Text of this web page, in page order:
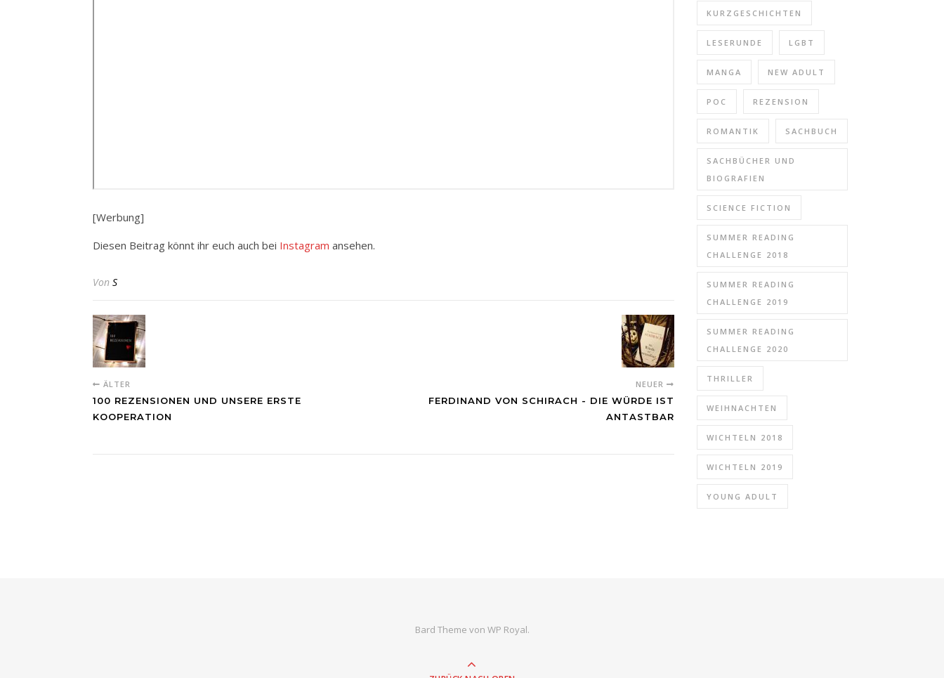
[Werbung]
Diesen Beitrag könnt ihr euch auch bei Instagram ansehen.
Von S
ÄLTER
100 REZENSIONEN UND UNSERE ERSTE
KOOPERATION
NEUER
FERDINAND VON SCHIRACH - DIE WÜRDE IST
ANTASTBAR
KURZGESCHICHTEN
LESERUNDE LGBT
MANGA NEW ADULT
POC REZENSION
ROMANTIK SACHBUCH
SACHBÜCHER UND
BIOGRAFIEN
SCIENCE FICTION
SUMMER READING
CHALLENGE 2018
SUMMER READING
CHALLENGE 2019
SUMMER READING
CHALLENGE 2020
THRILLER
WEIHNACHTEN
WICHTELN 2018
WICHTELN 2019
YOUNG ADULT
Bard Theme von WP Royal.